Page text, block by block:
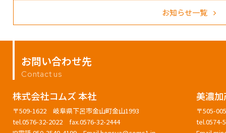
お知らせ一覧
お問い合わせ先
Contact us
株式会社コムズ 本社
〒509-1622 岐阜県下呂市金山町金山1993
tel.0576-32-2022 fax.0576-32-2444
美濃
〒505-
tel.0574-